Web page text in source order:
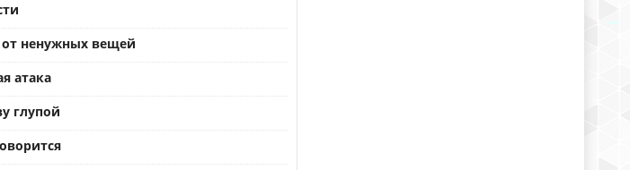
ненужных вещей
атака
глупой